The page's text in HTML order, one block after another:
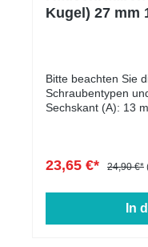
Kugel) 27 mm
Bitte beachten Sie
Schraubentypen
Sechskant (A): 13
23,65 €* 24,90 €*
In